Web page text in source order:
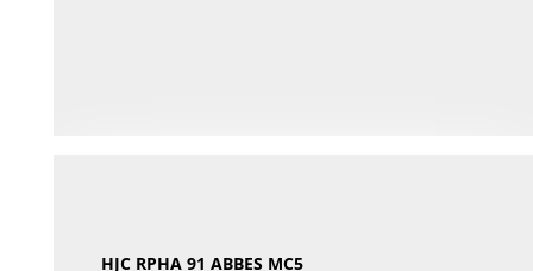
HJC RPHA 91 ABBES MC5